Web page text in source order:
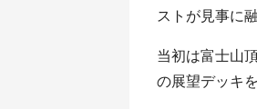
ストが見事に
当初は富士山
の展望デッキ